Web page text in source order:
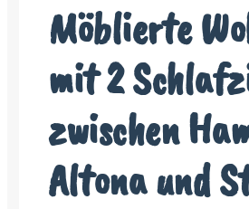
Möblierte
mit 2
zwischen
Altona und